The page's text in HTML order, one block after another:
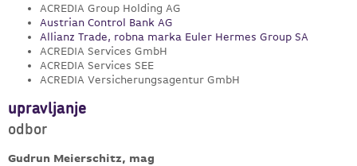
ACREDIA Group Holding AG
Austrian Control Bank AG
Allianz Trade, robna marka Euler Hermes Group SA
ACREDIA Services GmbH
ACREDIA Services SEE
ACREDIA Versicherungsagentur GmbH
upravljanje
odbor
Gudrun Meierschitz, mag